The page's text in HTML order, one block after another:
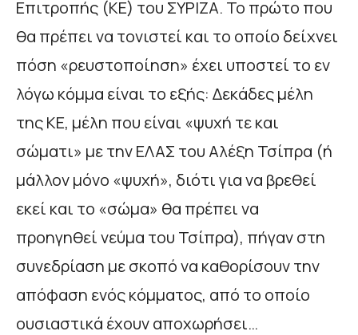
Επιτροπής (ΚΕ) του ΣΥΡΙΖΑ. Το πρώτο που
θα πρέπει να τονιστεί και το οποίο δείχνει
πόση «ρευστοποίηση» έχει υποστεί το εν
λόγω κόμμα είναι το εξής: Δεκάδες μέλη
της ΚΕ, μέλη που είναι «ψυχή τε και
σώματι» με την ΕΛΑΣ του Αλέξη Τσίπρα (ή
μάλλον μόνο «ψυχή», διότι για να βρεθεί
εκεί και το «σώμα» θα πρέπει να
προηγηθεί νεύμα του Τσίπρα), πήγαν στη
συνεδρίαση με σκοπό να καθορίσουν την
απόφαση ενός κόμματος, από το οποίο
ουσιαστικά έχουν αποχωρήσει…